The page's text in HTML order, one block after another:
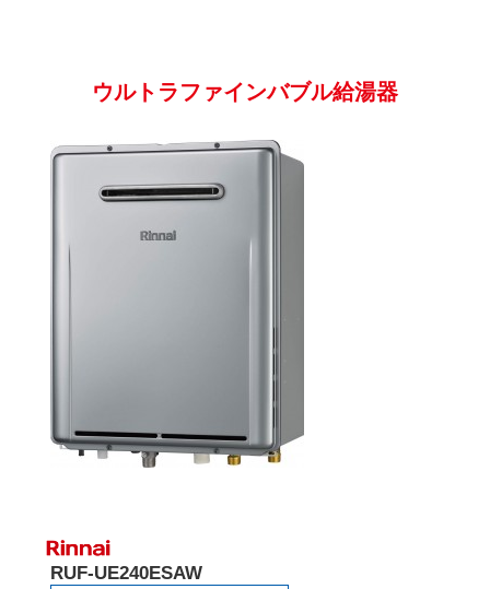
ウルトラファインバブル給湯器
RUF-UE240ESAW